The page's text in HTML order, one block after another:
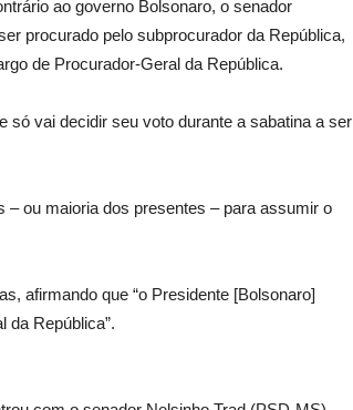
ao governo Bolsonaro, o senador
procurado pelo subprocurador da República,
de Procurador-Geral da República.
só vai decidir seu voto durante a sabatina a ser
ou maioria dos presentes – para assumir o
afirmando que “o Presidente [Bolsonaro]
da República”.